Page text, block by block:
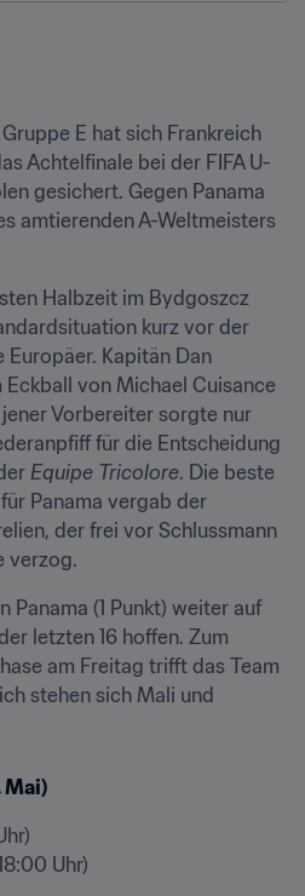
E hat sich Frankreich
Achtelfinale bei der FIFA U-
gesichert. Gegen Panama
amtierenden A-Weltmeisters
Halbzeit im Bydgoszcz
kurz vor der
Europäer. Kapitän Dan
von Michael Cuisance
Vorbereiter sorgte nur
für die Entscheidung
Equipe Tricolore. Die beste
Panama vergab der
der frei vor Schlussmann
verzog.
Panama (1 Punkt) weiter auf
letzten 16 hoffen. Zum
am Freitag trifft das Team
stehen sich Mali und
Mai)
Uhr)